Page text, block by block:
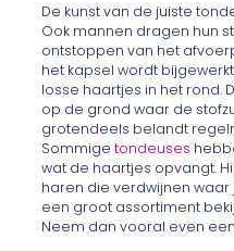
De kunst van de juiste
Ook mannen dragen hun
ontstoppen van het
het kapsel wordt
losse haartjes in het rond.
op de grond waar de
grotendeels belandt
Sommigetondeuses
wat de haartjes opvangt.
haren die verdwijnen waar
een groot assortiment
Neem dan vooral even